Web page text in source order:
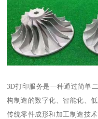
3D打印服务是一种通过简单
构制造的数字化、智能化、
传统零件成形和加工制造技